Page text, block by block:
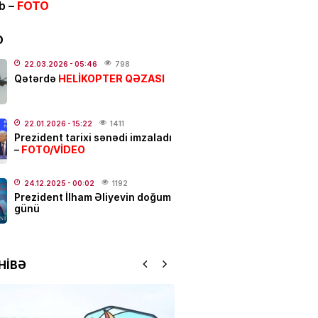
var
Əmirquliyev AMMİB-in
FALI
qoyun və…
- 00:05 544
mənşəli qeyri-neft-qaz
beynəlxalq
– FOTO
22.03.2026 - 05:46 798
Qətərdə HELİKOPTER QƏZASI
22.01.2026 - 15:22 1411
Prezident tarixi sənədi imzaladı
– FOTO/VİDEO
24.12.2025 - 00:02 1192
Prezident İlham Əliyevin doğum
günü